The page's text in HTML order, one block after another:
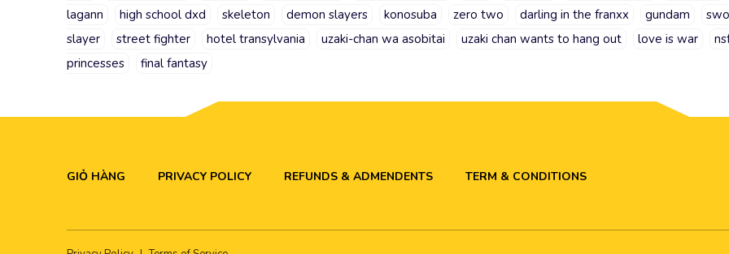
lagann
high school dxd skeleton demon slayers konosuba zero two darling in the franxx gundam
slayer
street fighter hotel transylvania uzaki-chan wa asobitai uzaki chan wants to hang out love is war
princesses
final fantasy
GIỎ HÀNG PRIVACY POLICY REFUNDS & ADMENDENTS TERM & CONDITIONS